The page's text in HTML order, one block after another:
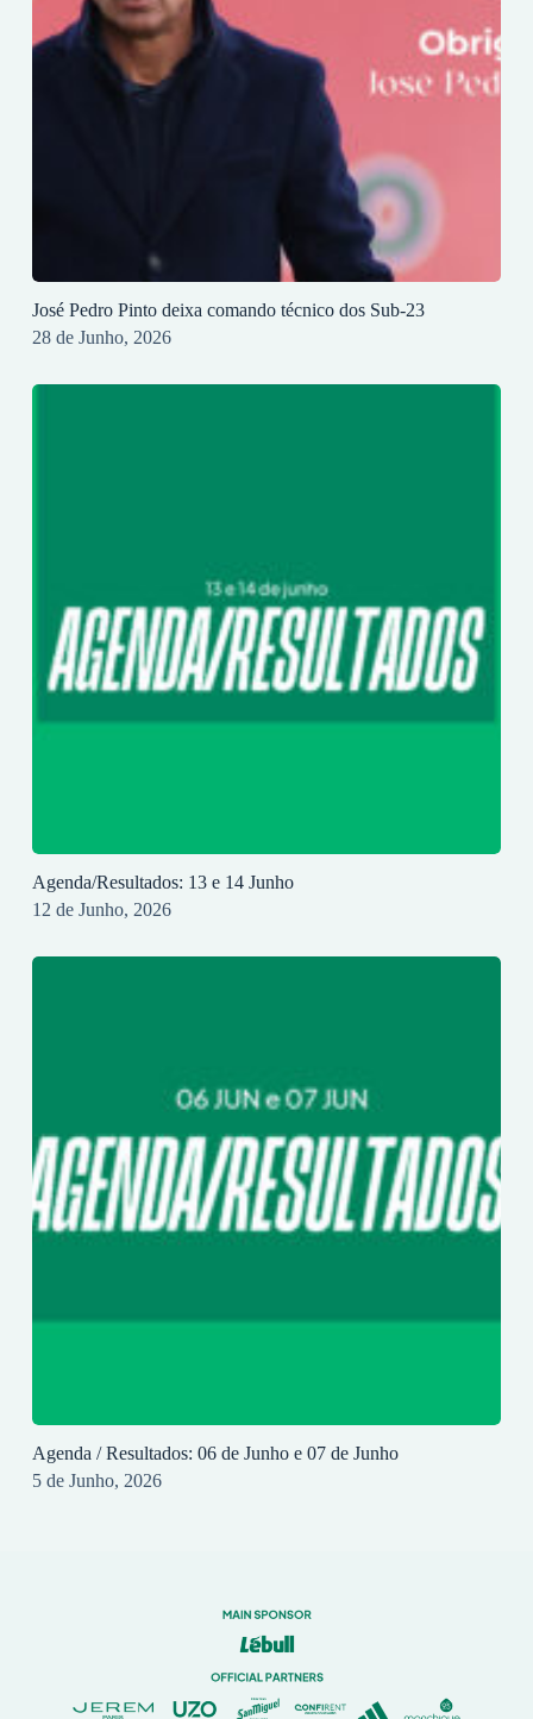
José Pedro Pinto deixa comando técnico dos Sub-23
28 de Junho, 2026
Agenda/Resultados: 13 e 14 Junho
12 de Junho, 2026
Agenda / Resultados: 06 de Junho e 07 de Junho
5 de Junho, 2026